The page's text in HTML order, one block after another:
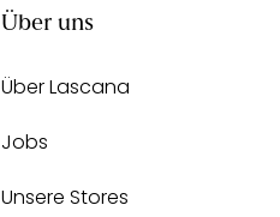
Über uns
Über Lascana
Jobs
Unsere Stores